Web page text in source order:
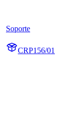
Soporte
CRP156/01